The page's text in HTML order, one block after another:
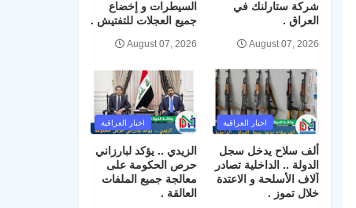
شركة ستارلنك في
العراق .
August 07, 2026
السيطرات و إخضاع
جميع العجلات للتفتيش .
August 07, 2026
اخبار العراقية
ألف سلاح يدخل سجل
الدولة .. الداخلية تصادر
آلاف الأسلحة و الاعتدة
خلال تموز .
اخبار العراقية
الزيدي .. يؤكد لبارزاني
حرص الحكومة على
معالجة جميع الملفات
العالقة .